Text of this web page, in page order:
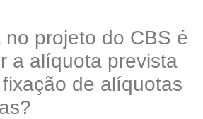
no projeto do CBS é
a alíquota prevista
de alíquotas